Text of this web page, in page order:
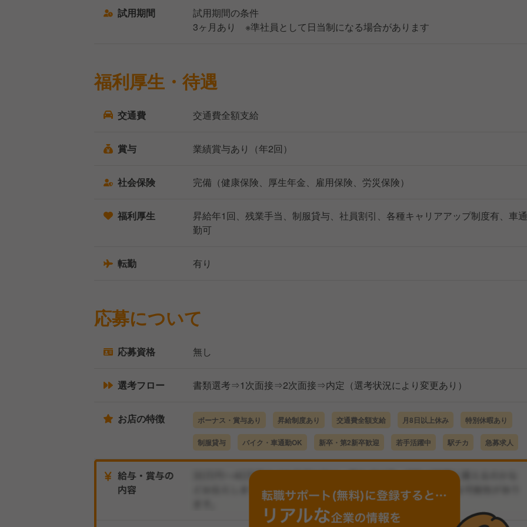
試用期間
試用期間の条件
3ヶ月あり ※準社員として日当制になる場合があります
福利厚生・待遇
交通費 交通費全額支給
賞与 業績賞与あり（年2回）
社会保険 完備（健康保険、厚生年金、雇用保険、労災保険）
福利厚生
昇給年1回、残業手当、制服貸与、社員割引、各種キャリアアップ制度有、車通
勤可
転勤 有り
応募について
応募資格 無し
選考フロー 書類選考⇒1次面接⇒2次面接⇒内定（選考状況により変更あり）
お店の特徴 ボーナス・賞与あり 昇給制度あり 交通費全額支給 月8日以上休み 特別休暇あり
制服貸与 バイク・車通勤OK 新卒・第2新卒歓迎 若手活躍中 駅チカ 急募求人